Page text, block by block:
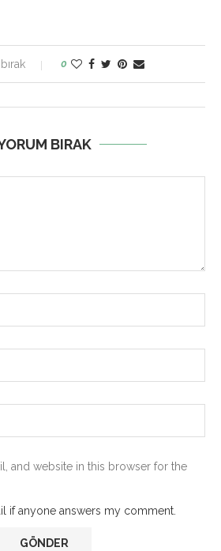
0
BIRAK
and website in this browser for the
if anyone answers my comment.